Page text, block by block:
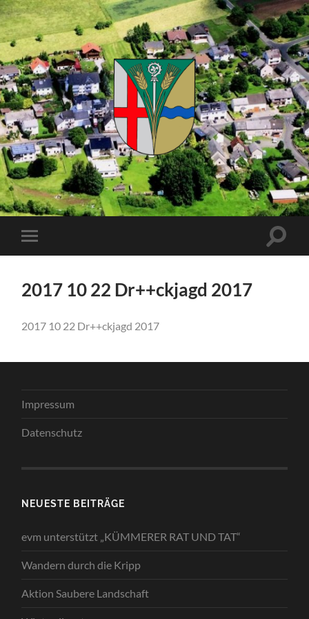
Kuhnhöfen
Mobile-
Menü
2017 10 22 Dr++ckjagd 2017
2017 10 22 Dr++ckjagd 2017
Impressum
Datenschutz
NEUESTE BEITRÄGE
evm unterstützt „KÜMMERER RAT UND TAT“
Wandern durch die Kripp
Aktion Saubere Landschaft